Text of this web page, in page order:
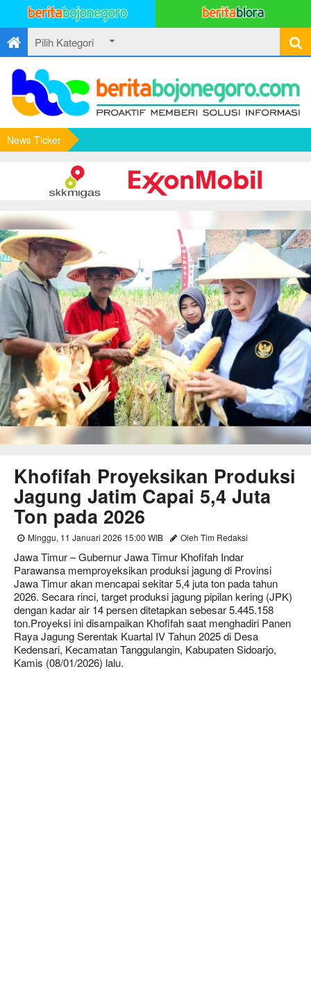
News Ticker
Khofifah Proyeksikan Produksi
Jagung Jatim Capai 5,4 Juta
Ton pada 2026
Minggu, 11 Januari 2026 15:00 WIB Oleh Tim Redaksi
Jawa Timur– Gubernur Jawa Timur Khofifah Indar
Parawansa memproyeksikan produksi jagung di Provinsi
Jawa Timur akan mencapai sekitar5,4 juta tonpada tahun
2026. Secara rinci, target produksi jagung pipilan kering (JPK)
dengan kadar air 14 persen ditetapkan sebesar5.445.158
ton.Proyeksi ini disampaikan Khofifah saat menghadiri Panen
Raya Jagung Serentak Kuartal IV Tahun 2025di Desa
Kedensari, Kecamatan Tanggulangin, Kabupaten Sidoarjo,
Kamis (08/01/2026) lalu.